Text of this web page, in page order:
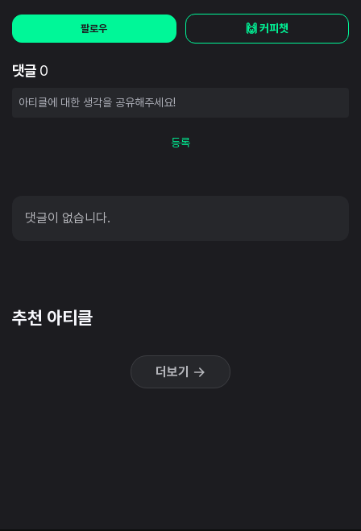
팔로우 🙌 커피챗
댓글 0
등록
댓글이 없습니다.
추천 아티클
더보기